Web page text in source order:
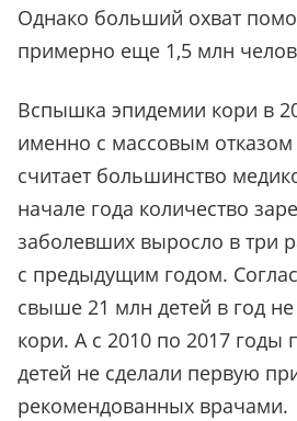
Однако больший охват
примерно еще 1,5 млн
Вспышка эпидемии кори в
именно с массовым отказом
считает большинство
начале года количество
заболевших выросло в три
с предыдущим годом.
свыше 21 млн детей в год
кори. А с 2010 по 2017 годы
детей не сделали первую
рекомендованных врачами.